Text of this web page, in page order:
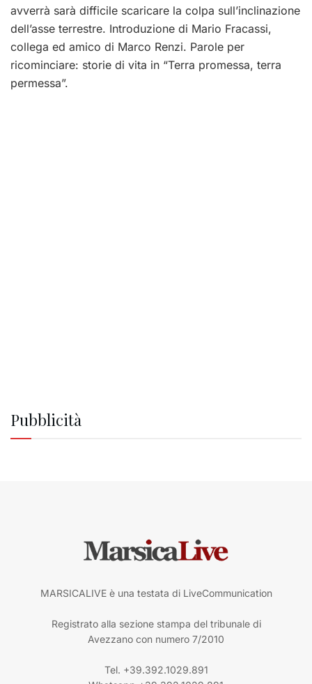
avverrà sarà difficile scaricare la colpa sull’inclinazione
dell’asse terrestre. Introduzione di Mario Fracassi,
collega ed amico di Marco Renzi. Parole per
ricominciare: storie di vita in “Terra promessa, terra
permessa”.
Pubblicità
MARSICALIVE è una testata di LiveCommunication
Registrato alla sezione stampa del tribunale di
Avezzano con numero 7/2010
Tel. +39.392.1029.891